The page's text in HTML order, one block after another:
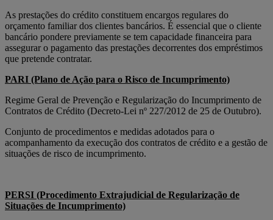
As prestações do crédito constituem encargos regulares do
orçamento familiar dos clientes bancários. É essencial que o cliente
bancário pondere previamente se tem capacidade financeira para
assegurar o pagamento das prestações decorrentes dos empréstimos
que pretende contratar.
PARI (Plano de Ação para o Risco de Incumprimento)
Regime Geral de Prevenção e Regularização do Incumprimento de
Contratos de Crédito (Decreto-Lei nº 227/2012 de 25 de Outubro).
Conjunto de procedimentos e medidas adotados para o
acompanhamento da execução dos contratos de crédito e a gestão de
situações de risco de incumprimento.
PERSI (Procedimento Extrajudicial de Regularização de
Situações de Incumprimento)